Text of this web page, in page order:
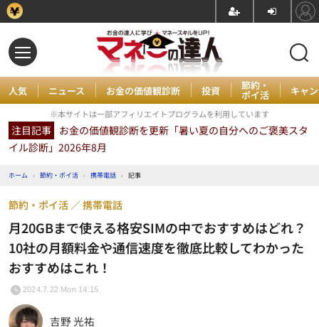
人気 ニュース お金の価値観診断 投資 節約・
ポイ活 キャ
※本サイトは一部アフィリエイトプログラムを利用しています
注目記事 お金の価値観診断を更新「暑い夏の自分へのご褒美スタ
イル診断」2026年8月
ホーム › 節約・ポイ活 › 携帯電話 › 記事
月20GBまで使える格安SIMの中でおすすめはどれ？
10社の月額料金や通信速度を徹底比較してわかった
おすすめはこれ！
節約・ポイ活 携帯電話
2024.7.22 Mon 14:15
吉野 光祐